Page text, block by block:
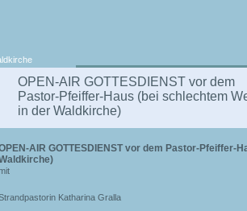
OPEN-AIR GOTTESDIENST vor dem
Pastor-Pfeiffer-Haus (bei schlechtem
in der Waldkirche)
AIR GOTTESDIENST vor dem Pastor-Pfeiffer-
Katharina Gralla